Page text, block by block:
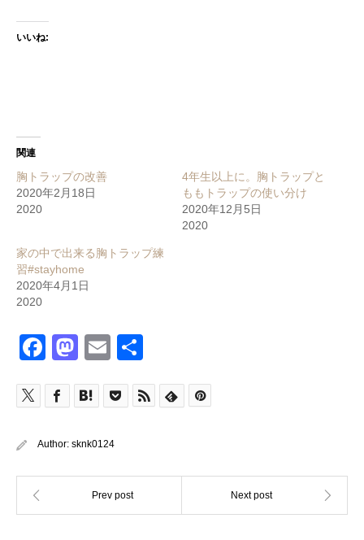
いいね:
関連
胸トラップの改善
2020年2月18日
2020
4年生以上に。胸トラップと
ももトラップの使い分け
2020年12月5日
2020
家の中で出来る胸トラップ練
習#stayhome
2020年4月1日
2020
Facebook
Mastodon
Email
Author: sknk0124